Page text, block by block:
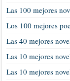
Las 100 mejores
Los 100 mejores
Las 40 mejores
Las 10 mejores
Las 10 mejores